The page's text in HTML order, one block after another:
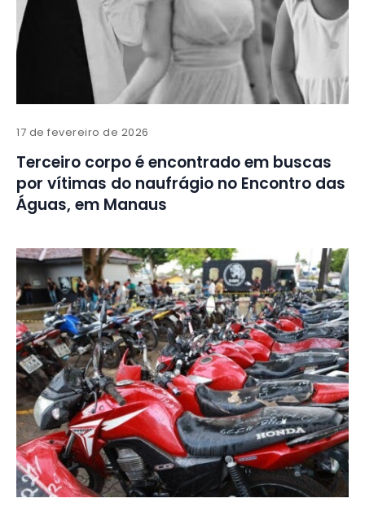
17 de fevereiro de 2026
Terceiro corpo é encontrado em buscas
por vítimas do naufrágio no Encontro das
Águas, em Manaus